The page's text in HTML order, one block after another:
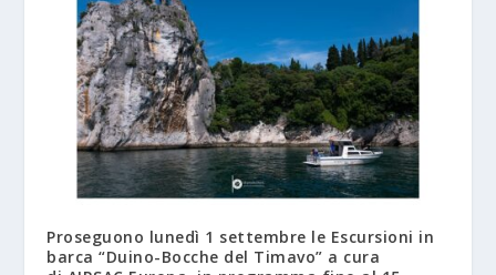
Proseguono lunedì 1 settembre le Escursioni in
barca “Duino-Bocche del Timavo” a cura